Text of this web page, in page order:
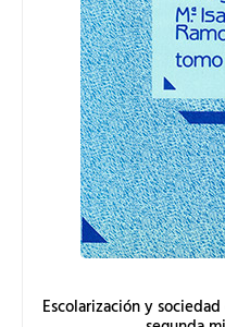
Escolarización y